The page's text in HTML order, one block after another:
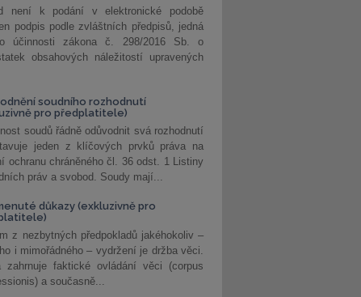
není k podání v elektronické podobě
podpis podle zvláštních předpisů, jedná
účinnosti zákona č. 298/2016 Sb. o
obsahových náležitostí upravených
soudního rozhodnutí
pro předplatitele)
soudů řádně odůvodnit svá rozhodnutí
jeden z klíčových prvků práva na
ochranu chráněného čl. 36 odst. 1 Listiny
práv a svobod. Soudy mají...
důkazy (exkluzivně pro
z nezbytných předpokladů jakéhokoliv –
i mimořádného – vydržení je držba věci.
zahrnuje faktické ovládání věci (corpus
a současně...